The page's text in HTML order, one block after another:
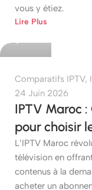
vous y étiez.
Lire Plus
etshop
Comparatifs IPTV,
24 Juin 2026
IPTV Maroc
pour choisir
L’IPTV Maroc
télévision en
contenus à la
acheter un